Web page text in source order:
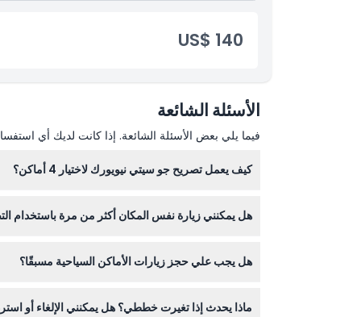
US$ 140
الأسئلة الشائعة
فيما يلي بعض الأسئلة الشائعة. إذا كانت لديك أي
كيف يعمل تصريح جو سيتي نيويورك لاختيار 4 أماكن؟
الأماكن بالسرعة التي تناسبك.
هل يمكنني زيارة نفس المكان أكثر من مرة باستخدام
هل يجب علي حجز زيارات الأماكن السياحية مسبقًا؟
ماذا يحدث إذا تغيرت خططي؟ هل يمكنني الإلغاء أو